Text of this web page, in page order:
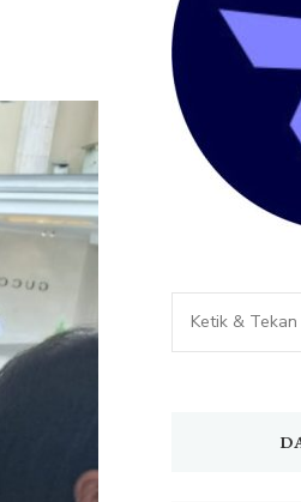
Mencari
Sesuatu?